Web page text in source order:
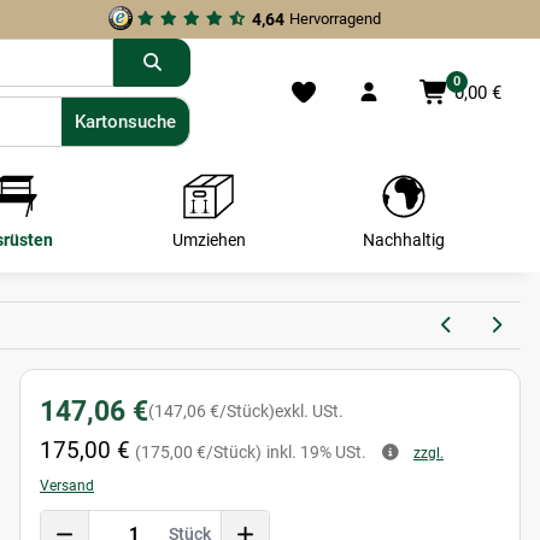
4,64 Hervorragend
0
0,00 €
Kartonsuche
Kartonsuche
Umziehen Nachhaltig
147,06 €(147,06 €/Stück)exkl. USt.
175,00 € (175,00 €/Stück) inkl. 19% USt.
zzgl.
Versand
Stück